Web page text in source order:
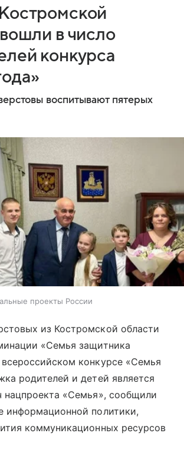
в число
конкурса
воспитывают пятерых
проекты России
из Костромской области
«Семья защитника
конкурсе «Семья
родителей и детей является
нацпроекта «Семья», сообщили
информационной политики,
коммуникационных ресурсов